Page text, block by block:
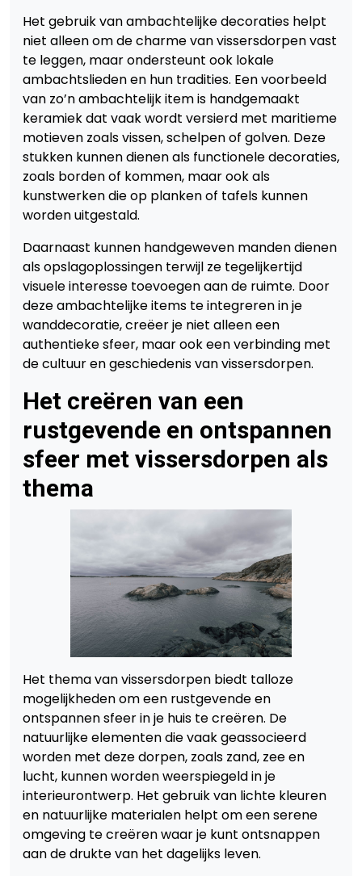
Het gebruik van ambachtelijke decoraties helpt
niet alleen om de charme van vissersdorpen vast
te leggen, maar ondersteunt ook lokale
ambachtslieden en hun tradities. Een voorbeeld
van zo’n ambachtelijk item is handgemaakt
keramiek dat vaak wordt versierd met maritieme
motieven zoals vissen, schelpen of golven. Deze
stukken kunnen dienen als functionele decoraties,
zoals borden of kommen, maar ook als
kunstwerken die op planken of tafels kunnen
worden uitgestald.
Daarnaast kunnen handgeweven manden dienen
als opslagoplossingen terwijl ze tegelijkertijd
visuele interesse toevoegen aan de ruimte. Door
deze ambachtelijke items te integreren in je
wanddecoratie, creëer je niet alleen een
authentieke sfeer, maar ook een verbinding met
de cultuur en geschiedenis van vissersdorpen.
Het creëren van een
rustgevende en ontspannen
sfeer met vissersdorpen als
thema
Het thema van vissersdorpen biedt talloze
mogelijkheden om een rustgevende en
ontspannen sfeer in je huis te creëren. De
natuurlijke elementen die vaak geassocieerd
worden met deze dorpen, zoals zand, zee en
lucht, kunnen worden weerspiegeld in je
interieurontwerp. Het gebruik van lichte kleuren
en natuurlijke materialen helpt om een serene
omgeving te creëren waar je kunt ontsnappen
aan de drukte van het dagelijks leven.